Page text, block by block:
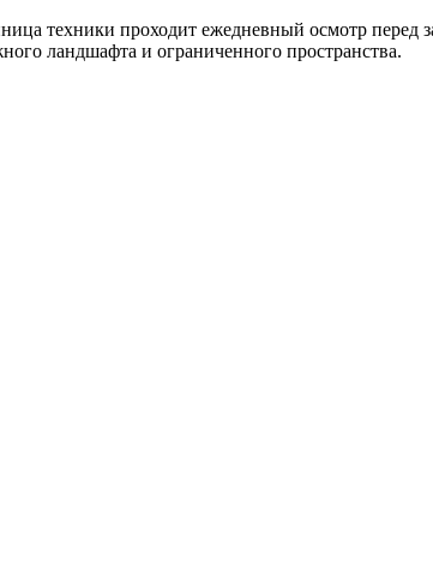
техники проходит ежедневный осмотр перед
ландшафта и ограниченного пространства.